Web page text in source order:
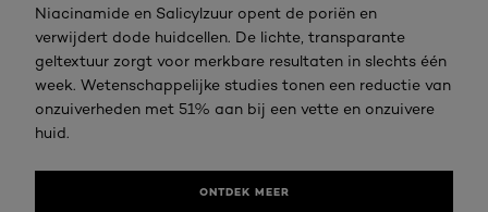
Niacinamide en Salicylzuur opent de poriën en
verwijdert dode huidcellen. De lichte, transparante
geltextuur zorgt voor merkbare resultaten in slechts één
week. Wetenschappelijke studies tonen een reductie van
onzuiverheden met 51% aan bij een vette en onzuivere
huid.
ONTDEK MEER